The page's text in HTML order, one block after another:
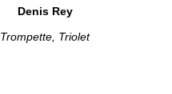
Denis Rey
Trompette, Triolet